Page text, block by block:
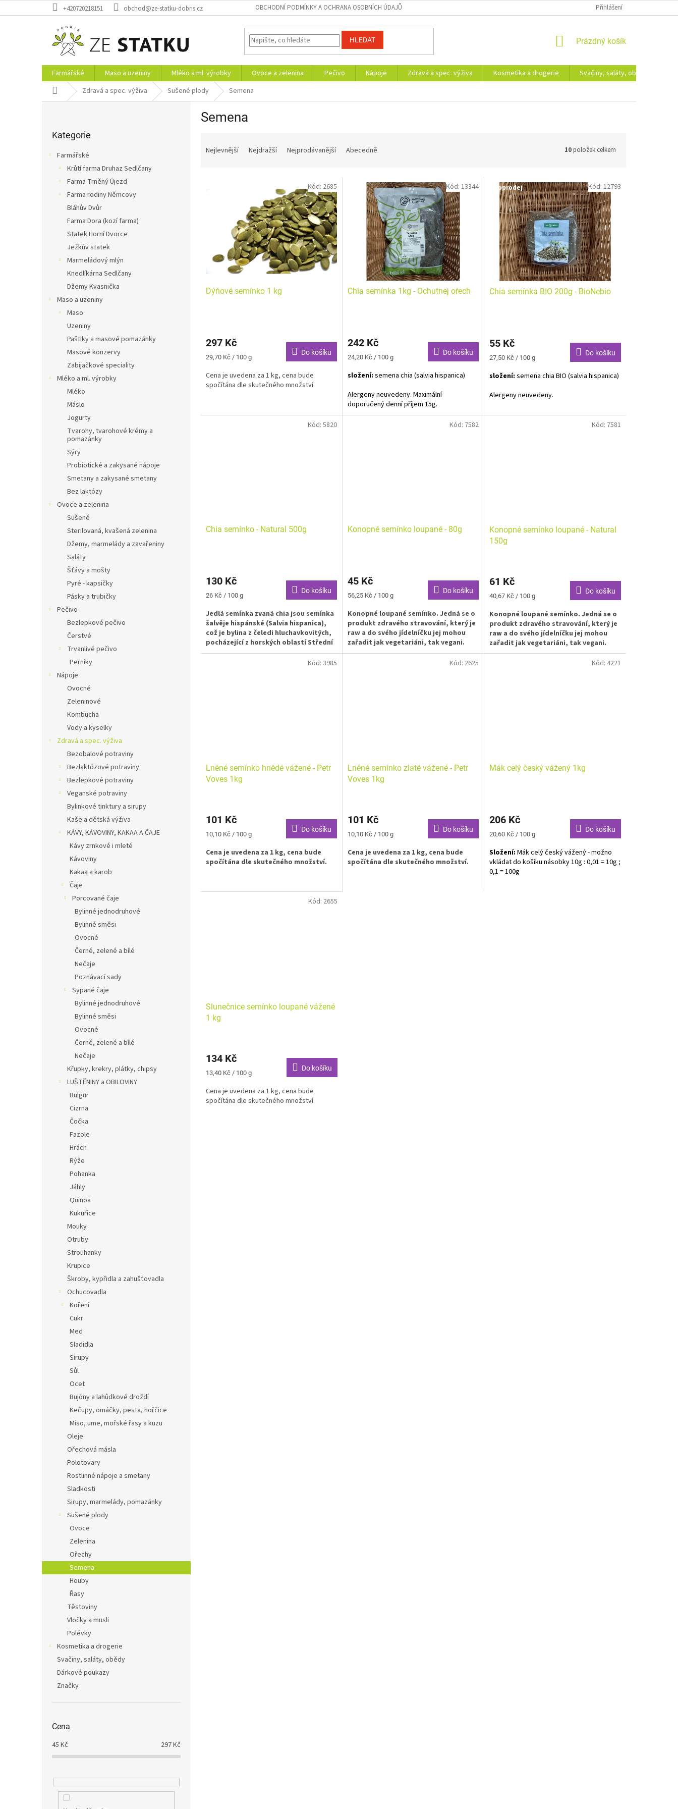
na
+420720218151 obchod@ze-statku-dobris.cz OBCHODNÍ PODMÍNKY A OCHRANA OSOBNÍCH ÚDAJŮ Přihlášení
HLEDAT
NÁKUPNÍ
Prázdný košík
Farmářské Maso a uzeniny Mléko a ml. výrobky Ovoce a zelenina Pečivo Nápoje Zdravá a spec. výživa Kosmetika a drogerie Svačiny, saláty, obědy
Domů Zdravá a spec. výživa Sušené plody Semena
kategorie
Kategorie
Farmářské
Krůtí farma Druhaz Sedlčany
Farma Trněný Újezd
Farma rodiny Němcovy
Bláhův Dvůr
Farma Dora (kozí farma)
Statek Horní Dvorce
Ježkův statek
Marmeládový mlýn
Knedlíkárna Sedlčany
Džemy Kvasnička
Maso a uzeniny
Maso
Uzeniny
Paštiky a masové pomazánky
Masové konzervy
Zabijačkové speciality
Mléko a ml. výrobky
Mléko
Máslo
Jogurty
Tvarohy, tvarohové krémy a
pomazánky
Sýry
Probiotické a zakysané nápoje
Smetany a zakysané smetany
Bez laktózy
Ovoce a zelenina
Sušené
Sterilovaná, kvašená zelenina
Džemy, marmelády a zavařeniny
Saláty
Šťávy a mošty
Pyré - kapsičky
Pásky a trubičky
Pečivo
Bezlepkové pečivo
Čerstvé
Trvanlivé pečivo
Perníky
Nápoje
Ovocné
Zeleninové
Kombucha
Vody a kyselky
Zdravá a spec. výživa
Bezobalové potraviny
Bezlaktózové potraviny
Bezlepkové potraviny
Veganské potraviny
Bylinkové tinktury a sirupy
Kaše a dětská výživa
KÁVY, KÁVOVINY, KAKAA A ČAJE
Kávy zrnkové i mleté
Kávoviny
Kakaa a karob
Čaje
Porcované čaje
Bylinné jednodruhové
Bylinné směsi
Ovocné
Černé, zelené a bílé
Nečaje
Poznávací sady
Sypané čaje
Bylinné jednodruhové
Bylinné směsi
Ovocné
Černé, zelené a bílé
Nečaje
Křupky, krekry, plátky, chipsy
LUŠTĚNINY a OBILOVINY
Bulgur
Cizrna
Čočka
Fazole
Hrách
Rýže
Pohanka
Jáhly
Quinoa
Kukuřice
Mouky
Otruby
Strouhanky
Krupice
Škroby, kypřidla a zahušťovadla
Ochucovadla
Koření
Cukr
Med
Sladidla
Sirupy
Sůl
Ocet
Bujóny a lahůdkové droždí
Kečupy, omáčky, pesta, hořčice
Miso, ume, mořské řasy a kuzu
Oleje
Ořechová másla
Polotovary
Rostlinné nápoje a smetany
Sladkosti
Sirupy, marmelády, pomazánky
Sušené plody
Ovoce
Zelenina
Ořechy
Semena
Houby
Řasy
Těstoviny
Vločky a musli
Polévky
Kosmetika a drogerie
Svačiny, saláty, obědy
Dárkové poukazy
Značky
Cena
45 Kč 297Kč
Semena
Nejlevnější Nejdražší Nejprodávanější Abecedně 10položek celkem
Dýňové semínko 1 kg
297 Kč
Měrná
29,70 Kč / 100 g
Do košíku
Cena je uvedena za 1 kg, cena bude
spočítána dle skutečného množství.
Kód: 2685
Chia semínka 1kg - Ochutnej ořech
242 Kč
Měrná
24,20 Kč / 100 g
Do košíku
složení: semena chia (salvia hispanica)
Alergeny neuvedeny. Maximální
doporučený denní příjem 15g.
Kód: 13344 Doprodej
Chia semínka BIO 200g - BioNebio
55 Kč
Měrná
27,50 Kč / 100 g
Do košíku
složení: semena chia BIO (salvia hispanica)
Alergeny neuvedeny.
Kód: 12793
Chia semínko - Natural 500g
130 Kč
Měrná
26 Kč / 100 g
Do košíku
Jedlá semínka zvaná chia jsou semínka
šalvěje hispánské (Salvia hispanica),
což je bylina z čeledi hluchavkovitých,
pocházející z horských oblastí Střední
Ameriky a je pěstována právě pro svá
Chia semínka se konzumují
Kód: 5820
Konopné semínko loupané - 80g
45 Kč
Měrná
56,25 Kč / 100 g
Do košíku
Konopné loupané semínko. Jedná se o
produkt zdravého stravování, který je
raw a do svého jídelníčku jej mohou
zařadit jak vegetariáni, tak vegani.
Kód: 7582
Konopné semínko loupané - Natural
150g
61 Kč
Měrná
40,67 Kč / 100 g
Do košíku
Konopné loupané semínko. Jedná se o
produkt zdravého stravování, který je
raw a do svého jídelníčku jej mohou
zařadit jak vegetariáni, tak vegani.
Kód: 7581
Lněné semínko hnědé vážené - Petr
Voves 1kg
101 Kč
Měrná
10,10 Kč / 100 g
Do košíku
Cena je uvedena za 1 kg, cena bude
spočítána dle skutečného množství.
Kód: 3985
Lněné semínko zlaté vážené - Petr
Voves 1kg
101 Kč
Měrná
10,10 Kč / 100 g
Do košíku
Cena je uvedena za 1 kg, cena bude
spočítána dle skutečného množství.
Kód: 2625
Mák celý český vážený 1kg
206 Kč
Měrná
20,60 Kč / 100 g
Do košíku
Složení: Mák celý český vážený - možno
vkládat do košíku násobky 10g : 0,01 = 10g ;
0,1 = 100g
Kód: 4221
Slunečnice semínko loupané vážené
1 kg
134 Kč
Měrná
13,40 Kč / 100 g
Do košíku
Cena je uvedena za 1 kg, cena bude
spočítána dle skutečného množství.
Kód: 2655